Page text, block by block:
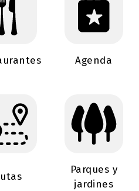
Agenda
Parques y
jardines